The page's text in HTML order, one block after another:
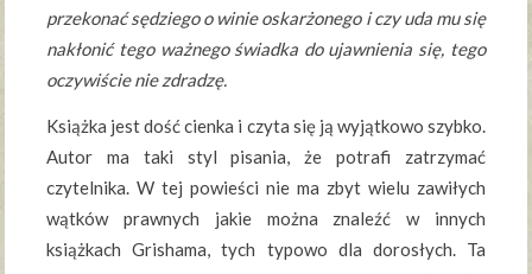
przekonać sędziego o winie oskarżonego i czy uda mu się
nakłonić tego ważnego świadka do ujawnienia się, tego
oczywiście nie zdradzę.
Książka jest dość cienka i czyta się ją wyjątkowo szybko.
Autor ma taki styl pisania, że potrafi zatrzymać
czytelnika. W tej powieści nie ma zbyt wielu zawiłych
wątków prawnych jakie można znaleźć w innych
książkach Grishama, tych typowo dla dorosłych. Ta